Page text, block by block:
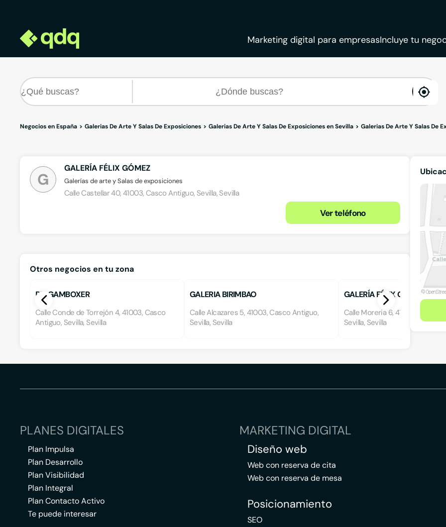
Marketing digital para empresasIncluye tu
Negocios en España Galerias De Arte Y Salas De Exposiciones Galerias De Arte Y Salas De Exposiciones en Sevilla Galerias De Arte Y Salas De
G
GALERÍA FÉLIX GÓMEZ
Galerías de arte y Salas de exposiciones
Calle Castellar 40, 41003, Casco Antiguo, Sevilla, Sevilla
Ver teléfono
Otros negocios en tu zona
BELGAMBOXER
Calle Conde de Torrejón 4, 41003, Casco
Antiguo, Sevilla, Sevilla
GALERIA BIRIMBAO
Calle Alcazares 5, 41003, Casco Antiguo,
Sevilla, Sevilla
GALERÍA FÉLIX GÓMEZ
Calle Moreria 6, 41004, Nervión-
Sevilla, Sevilla
PLANES DIGITALES
Plan Impulsa
Plan Desarrollo
Plan Visibilidad
Plan Integral
Plan Contacto Activo
Te puede interesar
MARKETING DIGITAL
Diseño web
Web con reserva de cita
Web con reserva de mesa
Posicionamiento
SEO